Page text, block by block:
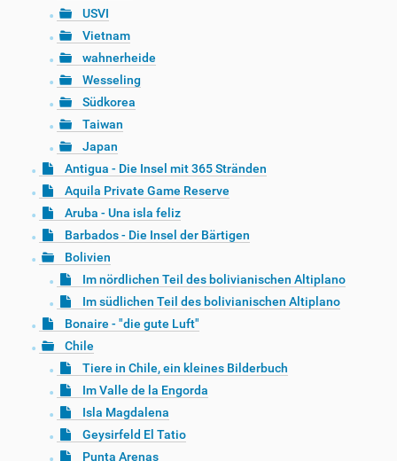
USVI
Vietnam
wahnerheide
Wesseling
Südkorea
Taiwan
Japan
Antigua - Die Insel mit 365 Stränden
Aquila Private Game Reserve
Aruba - Una isla feliz
Barbados - Die Insel der Bärtigen
Bolivien
Im nördlichen Teil des bolivianischen Altiplano
Im südlichen Teil des bolivianischen Altiplano
Bonaire - "die gute Luft"
Chile
Tiere in Chile, ein kleines Bilderbuch
Im Valle de la Engorda
Isla Magdalena
Geysirfeld El Tatio
Punta Arenas